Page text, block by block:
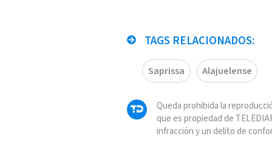
TAGS RELACIONADOS:
Saprissa Alajuelense
Queda prohibida la
que es propiedad de
infracción y un delito de